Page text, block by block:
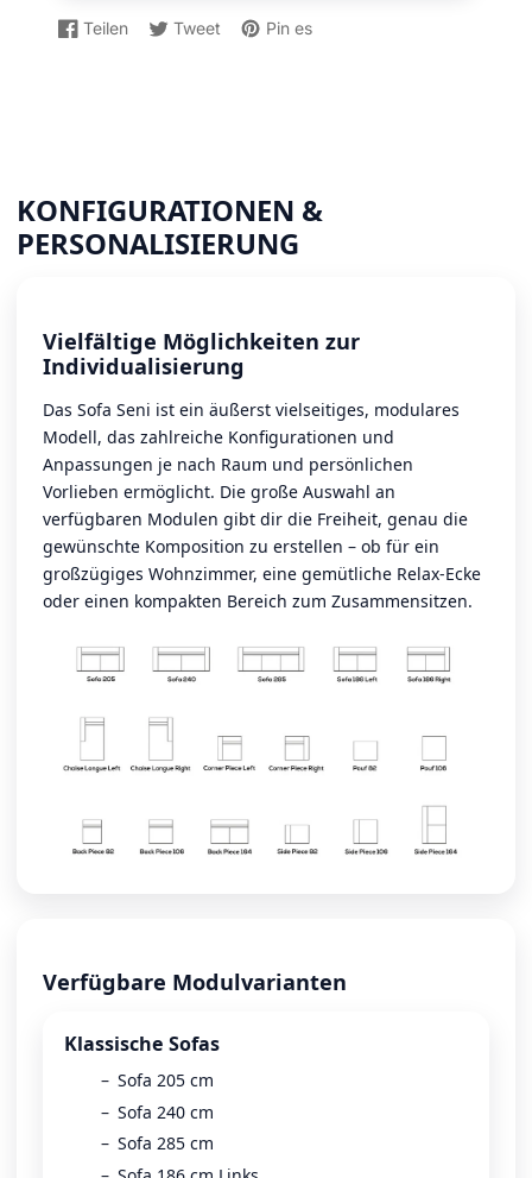
Teilen
Auf
Wird
Tweet
Auf
Wird
Pin es
Auf
Wird
KONFIGURATIONEN &
PERSONALISIERUNG
Vielfältige Möglichkeiten zur
Individualisierung
Das Sofa Seni ist ein äußerst vielseitiges, modulares
Modell, das zahlreiche Konfigurationen und
Anpassungen je nach Raum und persönlichen
Vorlieben ermöglicht. Die große Auswahl an
verfügbaren Modulen gibt dir die Freiheit, genau die
gewünschte Komposition zu erstellen – ob für ein
großzügiges Wohnzimmer, eine gemütliche Relax-Ecke
oder einen kompakten Bereich zum Zusammensitzen.
Verfügbare Modulvarianten
Klassische Sofas
Sofa 205 cm
Sofa 240 cm
Sofa 285 cm